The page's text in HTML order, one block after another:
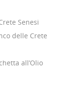
Senesi
delle Crete
all’Olio